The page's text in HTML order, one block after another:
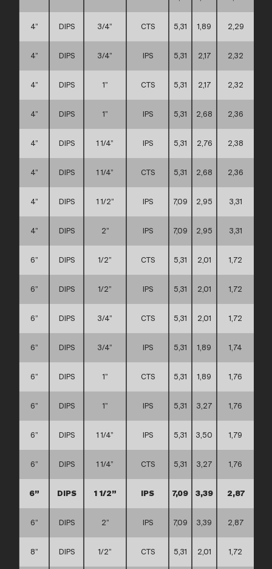
4” DIPS 3/4” CTS 5,31 1,89 2,29
4” DIPS 3/4” IPS 5,31 2,17 2,32
4” DIPS 1” CTS 5,31 2,17 2,32
4” DIPS 1” IPS 5,31 2,68 2,36
4” DIPS 1 1/4” IPS 5,31 2,76 2,38
4” DIPS 1 1/4” CTS 5,31 2,68 2,36
4” DIPS 1 1/2” IPS 7,09 2,95 3,31
4” DIPS 2” IPS 7,09 2,95 3,31
6” DIPS 1/2” CTS 5,31 2,01 1,72
6” DIPS 1/2” IPS 5,31 2,01 1,72
6” DIPS 3/4” CTS 5,31 2,01 1,72
6” DIPS 3/4” IPS 5,31 1,89 1,74
6” DIPS 1” CTS 5,31 1,89 1,76
6” DIPS 1” IPS 5,31 3,27 1,76
6” DIPS 1 1/4” IPS 5,31 3,50 1,79
6” DIPS 1 1/4” CTS 5,31 3,27 1,76
6” DIPS 1 1/2” IPS 7,09 3,39 2,87
6” DIPS 2” IPS 7,09 3,39 2,87
8” DIPS 1/2” CTS 5,31 2,01 1,72